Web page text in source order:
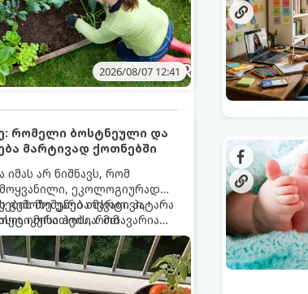
2026/08/07 12:41
რომელი ბოსტნეული და
მარტივად ქოთნებში
არ ნიშნავს, რომ
ეკოლოგიურად
უარი თქვათ. პატარა
იმისათვის, რომ
საიდანაც
არომატულ მწვანილსა
მოშენება მარტივი,
ჰობია. მთავარია
ეგუებიან
კარგად და როგორ